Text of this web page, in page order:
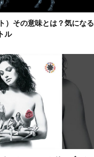
）その意味とは？気になる
ル